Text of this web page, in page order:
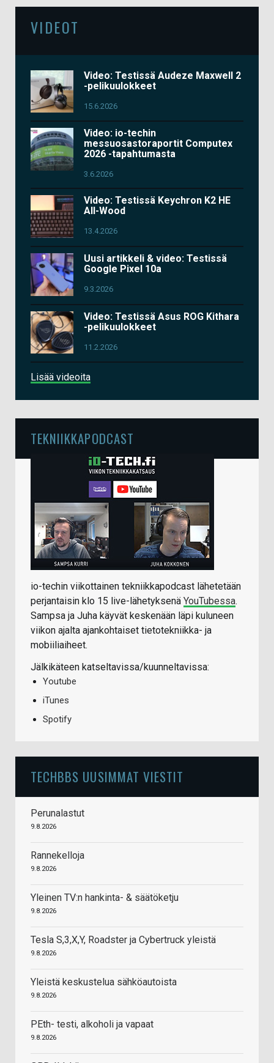
VIDEOT
Video: Testissä Audeze Maxwell 2
-pelikuulokkeet
15.6.2026
Video: io-techin
messuosastoraportit Computex
2026 -tapahtumasta
3.6.2026
Video: Testissä Keychron K2 HE
All-Wood
13.4.2026
Uusi artikkeli & video: Testissä
Google Pixel 10a
9.3.2026
Video: Testissä Asus ROG Kithara
-pelikuulokkeet
11.2.2026
Lisää videoita
TEKNIIKKAPODCAST
io-techin viikottainen tekniikkapodcast lähetetään
perjantaisin klo 15 live-lähetyksenä YouTubessa.
Sampsa ja Juha käyvät keskenään läpi kuluneen
viikon ajalta ajankohtaiset tietotekniikka- ja
mobiiliaiheet.
Jälkikäteen katseltavissa/kuunneltavissa:
Youtube
iTunes
Spotify
TECHBBS UUSIMMAT VIESTIT
Perunalastut
9.8.2026
Rannekelloja
9.8.2026
Yleinen TV:n hankinta- & säätöketju
9.8.2026
Tesla S,3,X,Y, Roadster ja Cybertruck yleistä
9.8.2026
Yleistä keskustelua sähköautoista
9.8.2026
PEth- testi, alkoholi ja vapaat
9.8.2026